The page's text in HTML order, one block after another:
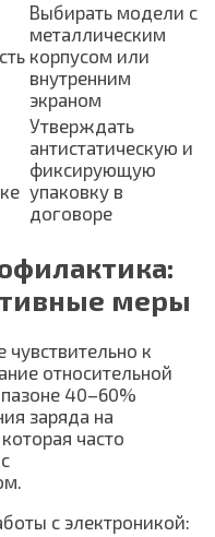
Выбирать модели с
металлическим
корпусом или
внутренним
экраном
Утверждать
антистатическую и
фиксирующую
упаковку в
договоре
меры
к
относительной
40–60%
заряда на
часто
с электроникой: